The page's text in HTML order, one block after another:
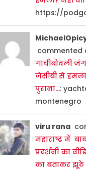
https://
commented
गाचीबोवली
जेसीबी से
पुराना…:
montenegro
viru rana
महाराष्ट्र में
प्रदर्शनी का
का बताकर झूठे